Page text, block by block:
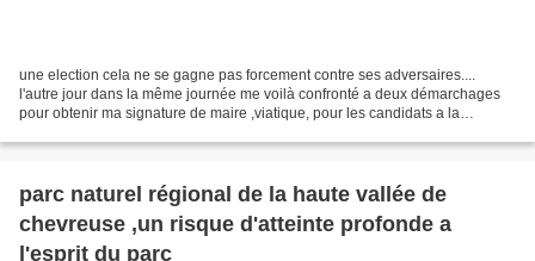
une election cela ne se gagne pas forcement contre ses adversaires....
l'autre jour dans la même journée me voilà confronté a deux démarchages
pour obtenir ma signature de maire ,viatique, pour les candidats a la
parc naturel régional de la haute vallée de
chevreuse ,un risque d'atteinte profonde a
l'esprit du parc